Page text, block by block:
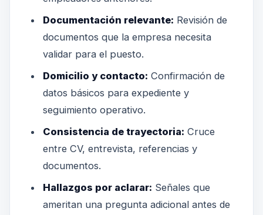
Documentación relevante: Revisión de
documentos que la empresa necesita
validar para el puesto.
Domicilio y contacto: Confirmación de
datos básicos para expediente y
seguimiento operativo.
Consistencia de trayectoria: Cruce
entre CV, entrevista, referencias y
documentos.
Hallazgos por aclarar: Señales que
ameritan una pregunta adicional antes de